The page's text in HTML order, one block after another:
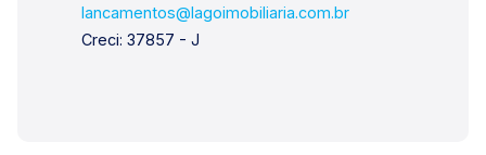
lancamentos@lagoimobiliaria.com.br
Creci: 37857 - J